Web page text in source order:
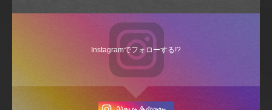
Instagramでフォローする!?